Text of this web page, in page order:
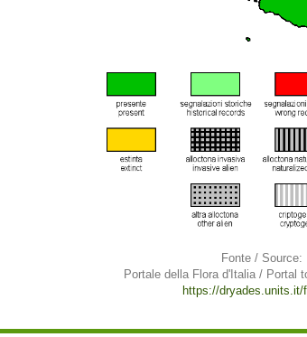
Fonte / Source:
Portale della Flora d'Italia / Portal
https://dryades.units.it/